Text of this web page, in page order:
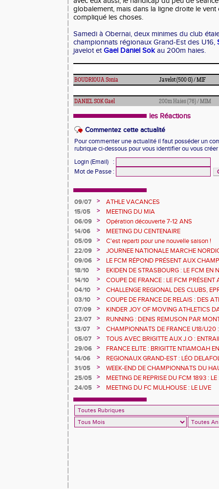
globalement, mais dans la ligne droite le
compliqué les choses.
Samedi à Obernai, deux minimes du club
championnats régionaux Grand-Est des U16,
javelot etGael Daniel Sok au 200m haies.
BOUDRIOUA Sonia Javelot (500 G) / MIF
DANIEL SOK Gael 200m Haies (76) / MIM
les Réactions
Commentez cette actualité
Pour commenter une actualité il faut posséder un
rubrique ci-dessous pour vous identifier ou vous
Login (Email)
:
Mot de Passe :
09/07 >
ATHLE VACANCES
15/05
>
MEETING DU MIA
06/09
>
Opération découverte 7-12 ANS
14/06
>
MEETING DU CENTENAIRE
05/09
>
C'est reparti pour une nouvelle saison !
22/09
>
JOURNEE NATIONALE MARCHE
09/06
>
LE FCM RÉPOND PRÉSENT AUX
DÉPARTEMENTAUX 68
18/10 >
EKIDEN DE STRASBOURG : LE FCM EN
14/10
>
COUPE DE FRANCE : LE FCM PRÉSENT
04/10
>
CHALLENGE REGIONAL DES CLUBS,
URBAN ATHLE ET GMTU : LES
FCM
03/10 >
COUPE DE FRANCE DE RELAIS : DES
SERONT AVEC LE 4X200M DE L'EGMA
07/09 >
KINDER JOY OF MOVING ATHLETICS
MULHOUSE 1893 OUVRE SES PORTES
23/07 >
RUNNING : DENIS REMUSON PAR
13/07
>
CHAMPIONNATS DE FRANCE U18/U20
RECORD
05/07 >
TOUS AVEC BRIGITTE AUX J.O :
L'ILL JEUDI 8 JUILLET
29/06 >
FRANCE ELITE : BRIGITTE NTIAMOAH
DEUXIEMES JO
14/06 >
REGIONAUX GRAND-EST : LÉO
GOMAS S'ENVOLE
31/05 >
WEEK-END DE CHAMPIONNATS DU
POUR LES ATHLÈTES DU FCM
25/05 >
MEETING DE REPRISE DU FCM 1893 :
24/05
> MEETING DU FC MULHOUSE : LE LIVE